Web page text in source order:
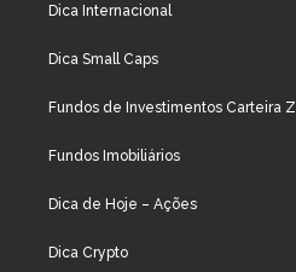
Dica Internacional
Dica Small Caps
Fundos de Investimentos Carteira Z
Fundos Imobiliários
Dica de Hoje – Ações
Dica Crypto